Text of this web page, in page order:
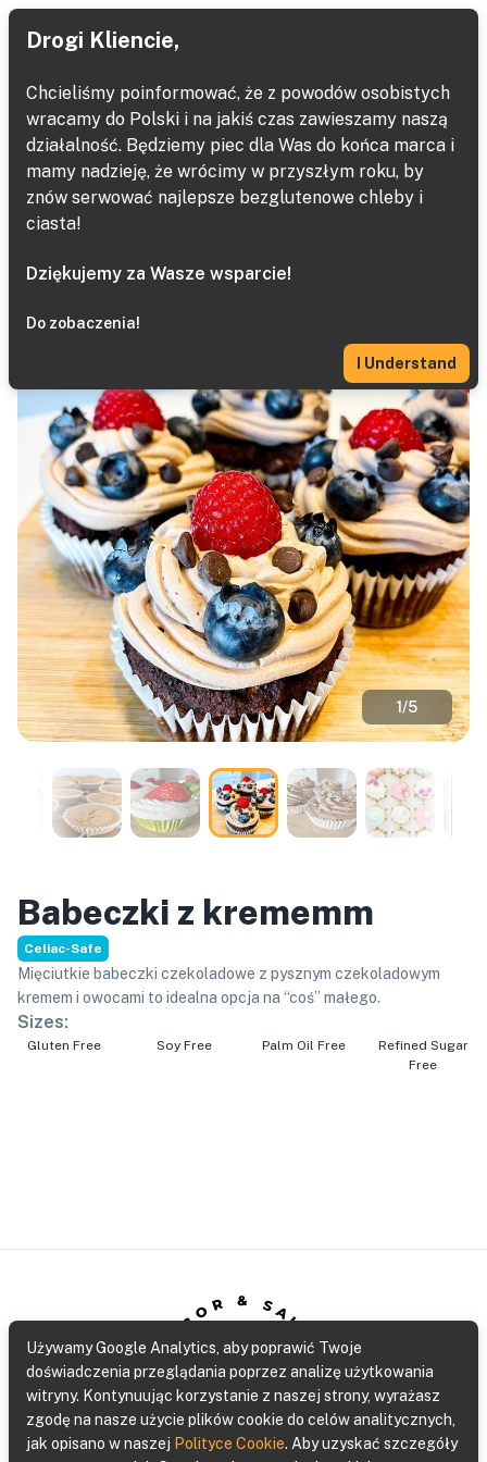
Desery
Home Baked Goods Babeczki z krememm Next
1/5
Babeczki z krememm
Celiac-Safe
Mięciutkie babeczki czekoladowe z pysznym czekoladowym
kremem i owocami to idealna opcja na “coś” małego.
Sizes:
Gluten Free Soy Free Palm Oil Free
Refined Sugar
Free
SABOR & SALUD
Gluten Free Bakery
Drogi Kliencie,
Chcieliśmy poinformować, że z powodów osobistych
wracamy do Polski i na jakiś czas zawieszamy naszą
działalność. Będziemy piec dla Was do końca marca i
mamy nadzieję, że wrócimy w przyszłym roku, by
znów serwować najlepsze bezglutenowe chleby i
ciasta!
Dziękujemy za Wasze wsparcie!
Do zobaczenia!
I Understand
Używamy Google Analytics, aby poprawić Twoje
doświadczenia przeglądania poprzez analizę użytkowania
witryny. Kontynuując korzystanie z naszej strony, wyrażasz
zgodę na nasze użycie plików cookie do celów analitycznych,
jak opisano w naszej Polityce Cookie. Aby uzyskać szczegóły